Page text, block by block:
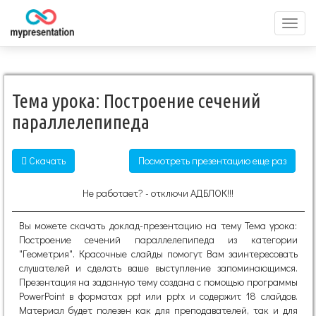
меню
Тема урока: Построение сечений
параллелепипеда
Скачать Посмотреть презентацию еще раз
Не работает? - отключи АДБЛОК!!!
Вы можете скачать доклад-презентацию на тему Тема урока:
Построение сечений параллелепипеда из категории
"Геометрия". Красочные слайды помогут Вам заинтересовать
слушателей и сделать ваше выступление запоминающимся.
Презентация на заданную тему создана с помощью программы
PowerPoint в форматах ppt или pptx и содержит 18 слайдов.
Материал будет полезен как для преподавателей, так и для